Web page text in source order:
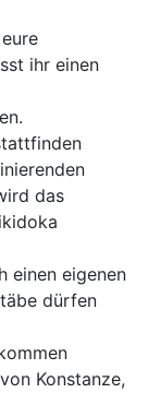
ihr einen
das
einen eigenen
dürfen
Konstanze,